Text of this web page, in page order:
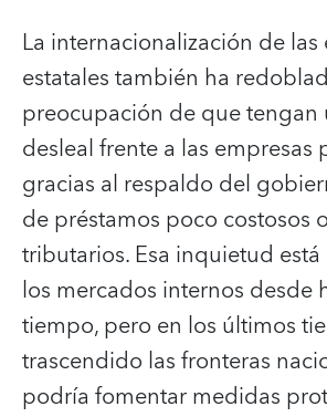
La internacionalización de las
estatales también ha
preocupación de que tengan
desleal frente a las empresas
gracias al respaldo del
de préstamos poco costosos
tributarios. Esa inquietud
los mercados internos desde
tiempo, pero en los últimos
trascendido las fronteras
podría fomentar medidas